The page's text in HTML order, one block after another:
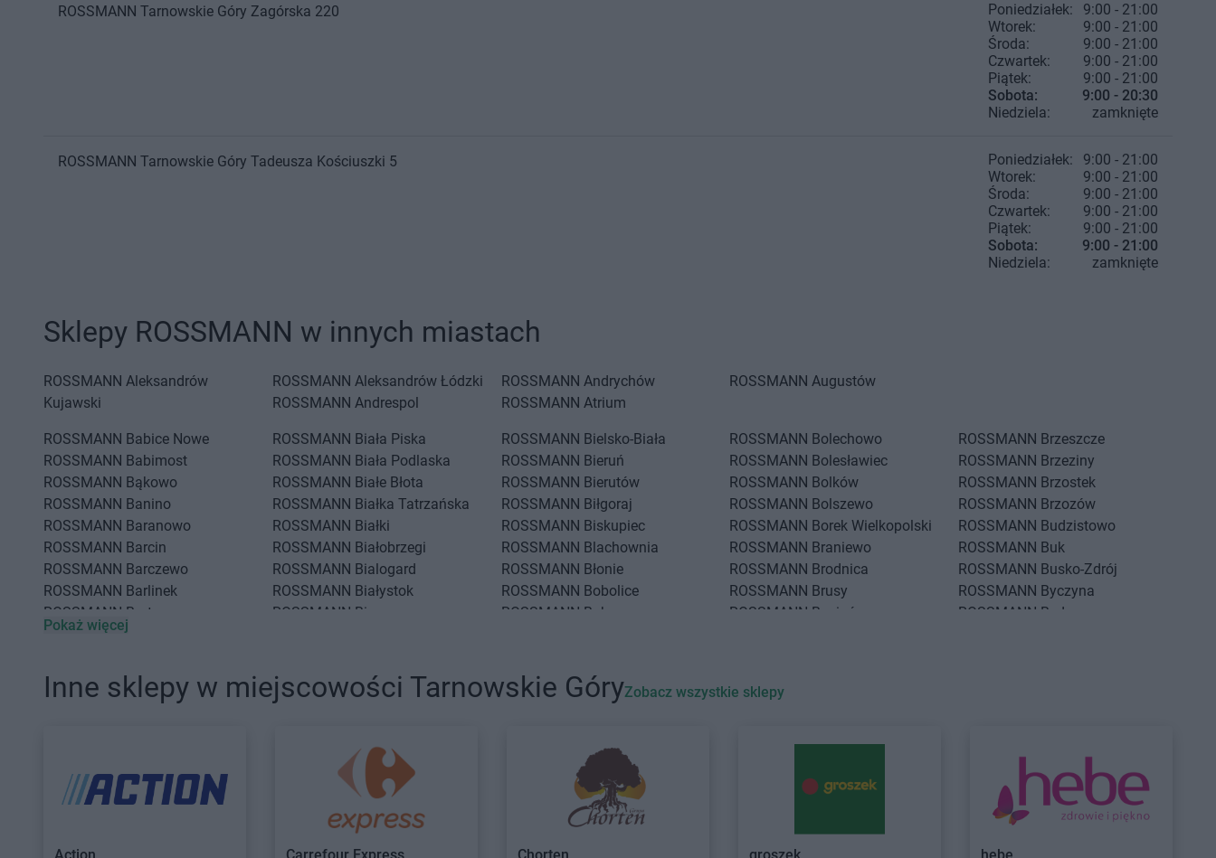
ROSSMANN Tarnowskie Góry Zagórska 220 Poniedziałek:
9:00 - 21:00
Wtorek:
9:00 - 21:00
Środa:
9:00 - 21:00
Czwartek:
9:00 - 21:00
Piątek:
9:00 - 21:00
Sobota:
9:00 - 20:30
Niedziela:
zamknięte
ROSSMANN Tarnowskie Góry Tadeusza Kościuszki 5 Poniedziałek:
9:00 - 21:00
Wtorek:
9:00 - 21:00
Środa:
9:00 - 21:00
Czwartek:
9:00 - 21:00
Piątek:
9:00 - 21:00
Sobota:
9:00 - 21:00
Niedziela:
zamknięte
Sklepy ROSSMANN w innych miastach
ROSSMANN Aleksandrów
Kujawski
ROSSMANN Aleksandrów Łódzki
ROSSMANN Andrespol
ROSSMANN Andrychów
ROSSMANN Atrium
ROSSMANN Augustów
ROSSMANN Babice Nowe
ROSSMANN Babimost
ROSSMANN Bąkowo
ROSSMANN Banino
ROSSMANN Baranowo
ROSSMANN Barcin
ROSSMANN Barczewo
ROSSMANN Barlinek
ROSSMANN Bartoszyce
ROSSMANN Barwice
ROSSMANN Bełchatów
ROSSMANN Bełżyce
ROSSMANN Biała Piska
ROSSMANN Biała Podlaska
ROSSMANN Białe Błota
ROSSMANN Białka Tatrzańska
ROSSMANN Białki
ROSSMANN Białobrzegi
ROSSMANN Bialogard
ROSSMANN Białystok
ROSSMANN Biecz
ROSSMANN Bielawa
ROSSMANN Bielsk Podlaski
ROSSMANN Bielsko-Biała
ROSSMANN Bieruń
ROSSMANN Bierutów
ROSSMANN Biłgoraj
ROSSMANN Biskupiec
ROSSMANN Blachownia
ROSSMANN Błonie
ROSSMANN Bobolice
ROSSMANN Bobowa
ROSSMANN
Boguchwała
ROSSMANN Boguszów-Gorce
ROSSMANN Bolechowo
ROSSMANN Bolesławiec
ROSSMANN Bolków
ROSSMANN Bolszewo
ROSSMANN Borek Wielkopolski
ROSSMANN Braniewo
ROSSMANN Brodnica
ROSSMANN Brusy
ROSSMANN Brwinów
ROSSMANN
ROSSMANN Brzeszcze
ROSSMANN Brzeziny
ROSSMANN Brzostek
ROSSMANN Brzozów
ROSSMANN Budzistowo
ROSSMANN Buk
ROSSMANN Busko-Zdrój
ROSSMANN Byczyna
ROSSMANN Bydgoszcz
ROSSMANN Chełmek
ROSSMANN Chełmno
ROSSMANN Chojna
ROSSMANN
Chojnice
Chojnów
ROSSMANN Choroszcz
Ciechanów
ROSSMANN
Ciechanowiec
ROSSMANN Ciechocinek
ROSSMANN Cieszyn
ROSSMANN Czchów
ROSSMANN Czechowice-
ROSSMANN
ROSSMANN Czerwionka-
Leszczyny
ROSSMANN
Częstochowa
Pokaż więcej
Inne sklepy w miejscowości Tarnowskie GóryZobacz wszystkie sklepy